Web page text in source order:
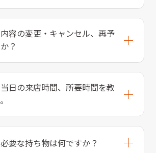
容の変更・キャンセル、再予
？
日の来店時間、所要時間を教
要な持ち物は何ですか？